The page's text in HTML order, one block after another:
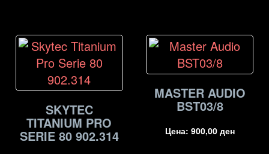
SKYTEC
TITANIUM PRO
SERIE 80 902.314
MASTER AUDIO
BST03/8
Цена: 900,00 ден